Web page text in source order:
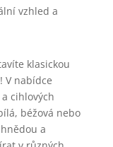
vzhled a
klasickou
V nabídce
cihlových
béžová nebo
a